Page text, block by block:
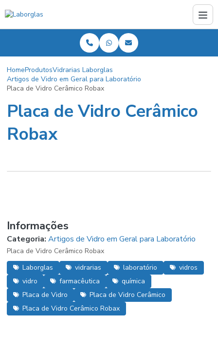
HomeProdutosVidrarias Laborglas
Artigos de Vidro em Geral para Laboratório
Placa de Vidro Cerâmico Robax
Placa de Vidro Cerâmico
Robax
Informações
Categoria: Artigos de Vidro em Geral para Laboratório
Placa de Vidro Cerâmico Robax
Laborglas
vidrarias laboratório
vidros
vidro
farmacêutica
química
Placa de Vidro
Placa de Vidro Cerâmico
Placa de Vidro Cerâmico Robax